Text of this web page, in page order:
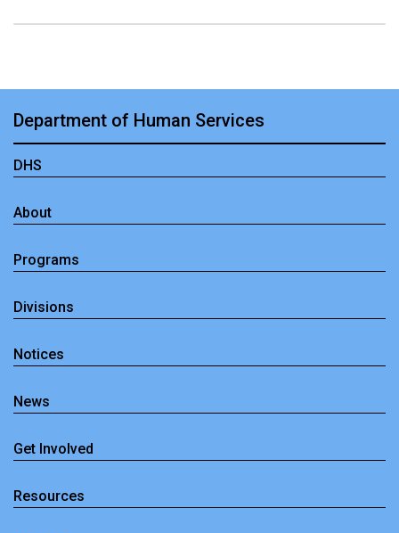
Department of Human Services
DHS
About
Programs
Divisions
Notices
News
Get Involved
Resources